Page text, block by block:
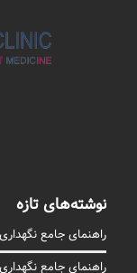
نوشته‌های تازه
راهنمای جامع
راهنمای جامع